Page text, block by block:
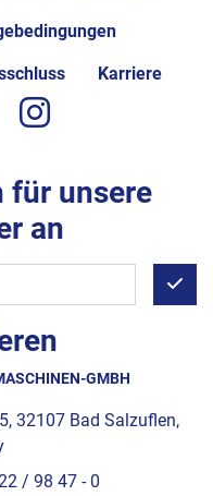
Karriere
GMBH
32107 Bad Salzuflen,
/ 98 47 - 0
youtubeinstagram
für unsere
an